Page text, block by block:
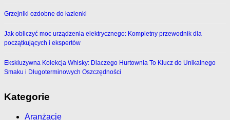
Grzejniki ozdobne do łazienki
Jak obliczyć moc urządzenia elektrycznego: Kompletny przewodnik dla
początkujących i ekspertów
Ekskluzywna Kolekcja Whisky: Dlaczego Hurtownia To Klucz do Unikalnego
Smaku i Długoterminowych Oszczędności
Kategorie
Aranżacje